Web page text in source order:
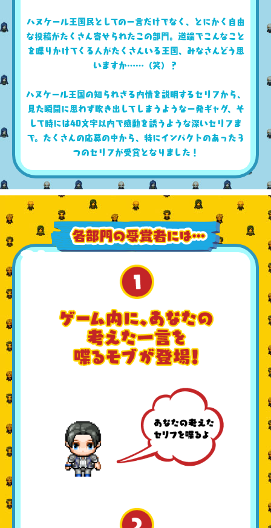
ハヌケール王国民としての一言だけでなく、とにかく自由
な投稿がたくさん寄せられたこの部門。道端でこんなこと
を喋りかけてくる人がたくさんいる王国、みなさんどう思
いますか……（笑）？
ハヌケール王国の知られざる内情を説明するセリフから、
見た瞬間に思わず吹き出してしまうような一発ギャグ、そ
して時には40文字以内で感動を誘うような深いセリフま
で。たくさんの応募の中から、特にインパクトのあった３
つのセリフが受賞となりました！